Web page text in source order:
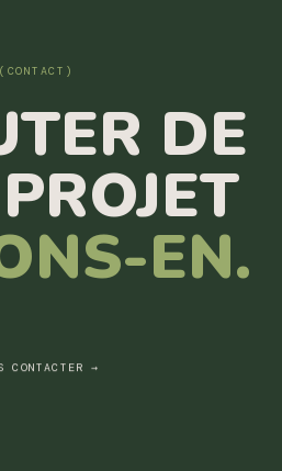
(CONTACT)
DE
EN.
CONTACTER →